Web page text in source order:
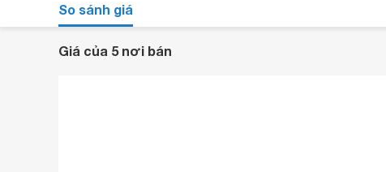
So sánh giá
Giá của 5 nơi bán